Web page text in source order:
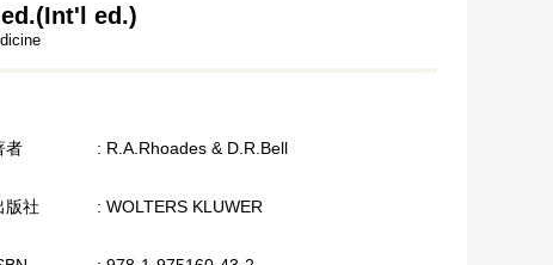
ed.)
者 : R.A.Rhoades & D.R.Bell
版社 : WOLTERS KLUWER